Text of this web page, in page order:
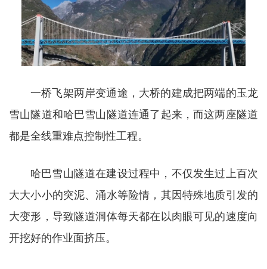
一桥飞架两岸变通途，大桥的建成把两端的玉龙
雪山隧道和哈巴雪山隧道连通了起来，而这两座隧道
都是全线重难点控制性工程。
哈巴雪山隧道在建设过程中，不仅发生过上百次
大大小小的突泥、涌水等险情，其因特殊地质引发的
大变形，导致隧道洞体每天都在以肉眼可见的速度向
开挖好的作业面挤压。